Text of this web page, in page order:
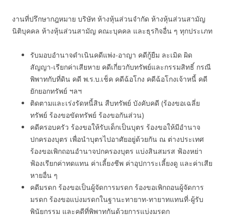
งานที่ปรึกษากฎหมาย บริษัท ห้างหุ้นส่วนจำกัด ห้างหุ้นส่วนสามัญ
นิติบุคคล ห้างหุ้นส่วนสามัญ คณะบุคคล และธุรกิจอื่น ๆ ทุกประเภท
รับมอบอำนาจดำเนินคดีแพ่ง-อาญา คดีกู้ยืม ละเมิด ผิด
สัญญา-เรียกค่าเสียหาย คดีเกี่ยวกับทรัพย์และกรรมสิทธิ์ กรณี
พิพาทกับที่ดิน คดี พ.ร.บ.เช็ค คดีฉ้อโกง คดีฉ้อโกงเจ้าหนี้ คดี
ยักยอกทรัพย์ ฯลฯ
ติดตามและเร่งรัดหนี้สิน สืบทรัพย์ บังคับคดี (ร้องขอเฉลี่ย
ทรัพย์ ร้องขอขัดทรัพย์ ร้องขอกันส่วน)
คดีครอบครัว ร้องขอให้รับเด็กเป็นบุตร ร้องขอให้มีอำนาจ
ปกครองบุตร เพื่อนำบุตรไปอาศัยอยู่ด้วยกัน ณ ต่างประเทศ
ร้องขอเพิกถอนอำนาจปกครองบุตร แบ่งสินสมรส ฟ้องหย่า
ฟ้องเรียกค่าทดแทน ค่าเลี้ยงชีพ ค่าอุปการะเลี้ยงดู และค่าเสีย
หายอื่น ๆ
คดีมรดก ร้องขอเป็นผู้จัดการมรดก ร้องขอเพิกถอนผู้จัดการ
มรดก ร้องขอแบ่งมรดกในฐานะทายาท-ทายาทแทนที่-ผู้รับ
พินัยกรรม และคดีที่พิพาทกันด้วยการแบ่งมรดก